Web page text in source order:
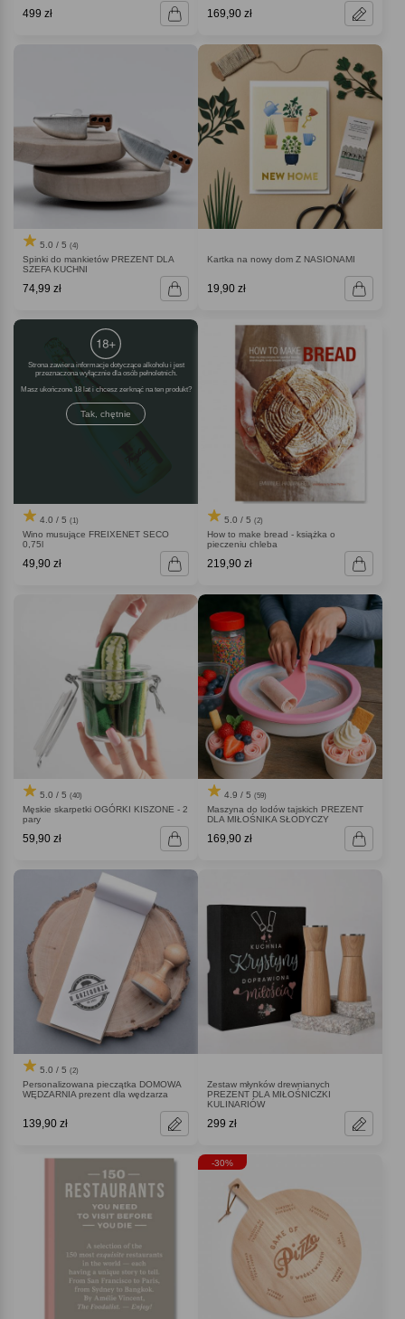
499 zł 169,90 zł
5.0 / 5 (4)
Spinki do mankietów PREZENT DLA
SZEFA KUCHNI
74,99 zł
Kartka na nowy dom Z NASIONAMI
19,90 zł
Strona zawiera informacje dotyczące alkoholu i jest
przeznaczona wyłącznie dla osób pełnoletnich.
Masz ukończone 18 lat i chcesz zerknąć na ten produkt
Tak, chętnie
4.0 / 5 (1)
Wino musujące FREIXENET SECO
0,75l
49,90 zł
5.0 / 5 (2)
How to make bread - książka o
pieczeniu chleba
219,90 zł
5.0 / 5 (40)
Męskie skarpetki OGÓRKI KISZONE - 2
pary
59,90 zł
4.9 / 5 (59)
Maszyna do lodów tajskich PREZENT
DLA MIŁOŚNIKA SŁODYCZY
169,90 zł
5.0 / 5 (2)
Personalizowana pieczątka DOMOWA
WĘDZARNIA prezent dla wędzarza
139,90 zł
Zestaw młynków drewnianych
PREZENT DLA MIŁOŚNICZKI
KULINARIÓW
299 zł
-30%